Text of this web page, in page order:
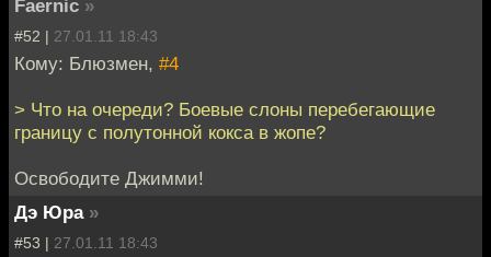
Faernic »
#52 | 27.01.11 18:43
Кому: Блюзмен, #4
> Что на очереди? Боевые слоны перебегающие
границу с полутонной кокса в жопе?
Освободите Джимми!
Дэ Юра »
#53 | 27.01.11 18:43